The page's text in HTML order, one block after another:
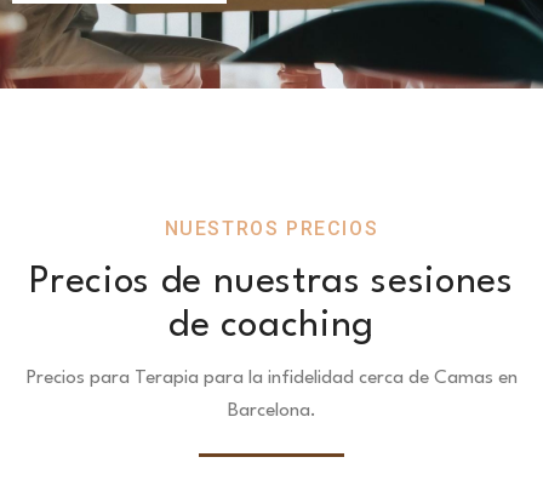
NUESTROS PRECIOS
Precios de nuestras sesiones
de coaching
Precios para Terapia para la infidelidad cerca de Camas en
Barcelona.